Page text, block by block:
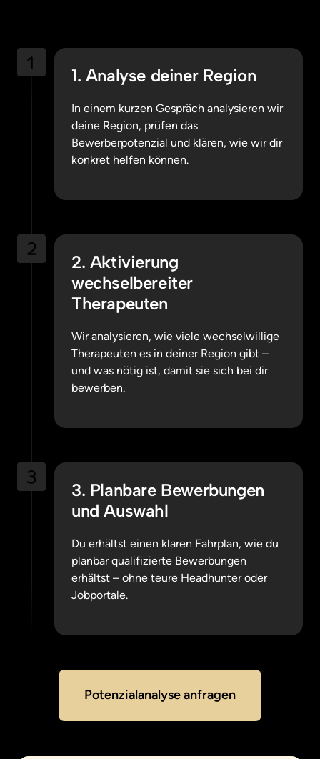
1. Analyse deiner Region
In einem kurzen Gespräch analysieren wir
deine Region, prüfen das
Bewerberpotenzial und klären, wie wir dir
konkret helfen können.
2. Aktivierung
wechselbereiter
Therapeuten
Wir analysieren, wie viele wechselwillige
Therapeuten es in deiner Region gibt –
und was nötig ist, damit sie sich bei dir
bewerben.
3. Planbare Bewerbungen
und Auswahl
Du erhältst einen klaren Fahrplan, wie du
planbar qualifizierte Bewerbungen
erhältst – ohne teure Headhunter oder
Jobportale.
Potenzialanalyse anfragen